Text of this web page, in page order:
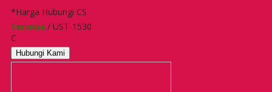
*Harga Hubungi CS
Tersedia / UST-1530
C
Hubungi Kami